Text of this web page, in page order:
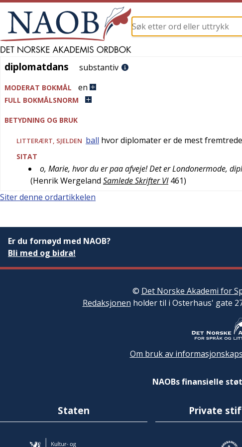
diplomatdans
diplomatdans substantiv
MODERAT BOKMÅL en
FULL BOKMÅLSNORM
BETYDNING OG BRUK
LITTERÆRT SJELDEN ball hvor diplomater er de mest
SITAT
o, Marie, hvor du er paa afveje! Det er Londonermode,
(Henrik Wergeland Samlede Skrifter VI 461)
Siter denne ordartikkelen
Er du fornøyd med NAOB?
Bli med og bidra!
© Det Norske Akademi for
Redaksjonen holder til i Osterhaus' gate
Om bruk av
NAOBs finansielle
Staten Private